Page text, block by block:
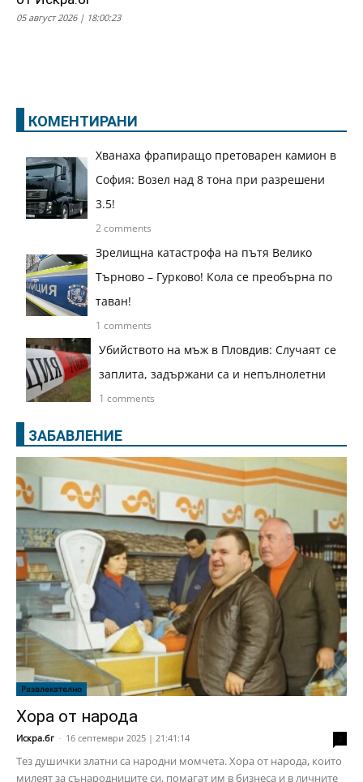
05 август 2026 | 18:00:23
КОМЕНТИРАНИ
Хванаха фрапиращо претоварен камион в
София: Возел над 8 тона при разрешени
3.5!
2 comments
Зрелищна катастрофа на пътя Велико
Търново – Гурково! Кола се преобърна по
таван!
1 comments
Убийството на мъж в Пловдив: Случаят се
заплита, задържани са и непълнолетни
1 comments
ЗАБАВЛЕНИЕ
Развлекателно
Хора от народа
Искра.бг - 16 септември 2025 | 21:41:14
Тез душички златни са народни момчета. Хора от народа, които
милеят за сънародниците си, помагат им в бизнеса и в личните